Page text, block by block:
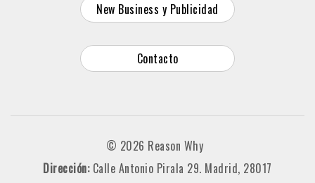
New Business y Publicidad
Contacto
© 2026 Reason Why
Dirección: Calle Antonio Pirala 29. Madrid, 28017